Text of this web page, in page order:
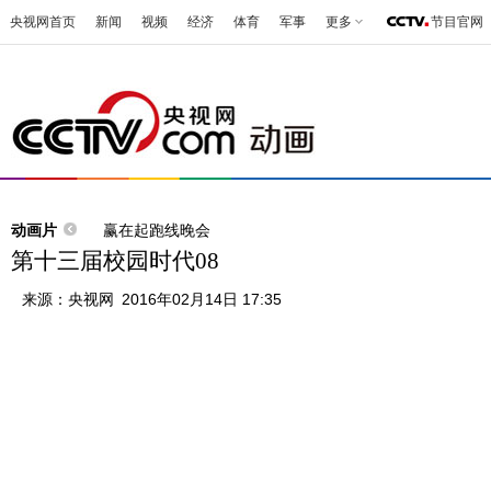
央视网首页 新闻 视频 经济 体育 军事 更多 节目官网
动画片 赢在起跑线晚会
第十三届校园时代08
来源： 央视网 2016年02月14日 17:35